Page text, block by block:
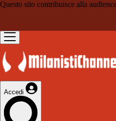
Questo sito contribuisce alla
Accedi